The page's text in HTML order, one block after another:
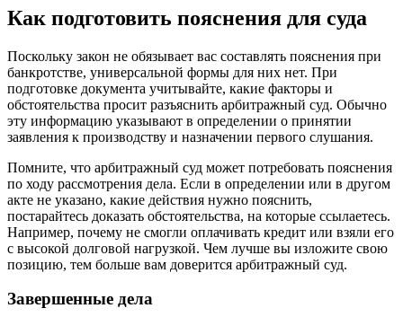
Как подготовить пояснения для суда
Поскольку закон не обязывает вас составлять пояснения при
банкротстве, универсальной формы для них нет. При
подготовке документа учитывайте, какие факторы и
обстоятельства просит разъяснить арбитражный суд. Обычно
эту информацию указывают в определении о принятии
заявления к производству и назначении первого слушания.
Помните, что арбитражный суд может потребовать пояснения
по ходу рассмотрения дела. Если в определении или в другом
акте не указано, какие действия нужно пояснить,
постарайтесь доказать обстоятельства, на которые ссылаетесь.
Например, почему не смогли оплачивать кредит или взяли его
с высокой долговой нагрузкой. Чем лучше вы изложите свою
позицию, тем больше вам доверится арбитражный суд.
Завершенные дела